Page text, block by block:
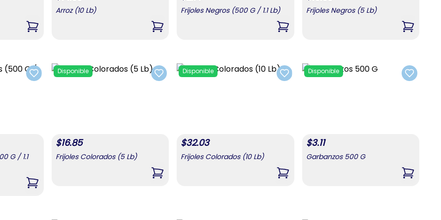
,Arroz (5 Lb)
Arroz (10 Lb)
,Arroz (10 Lb)
Frijoles Negros (500 G / 1.1 Lb)
,Frijoles Negros (500 G / 1.1 Lb)
Frijoles Negros (5 Lb)
,Frijoles
Add to favorites
G / 1.1
,Frijoles Colorados (500 G / 1.1 Lb)
Add to favorites
Disponible
$16.85
Frijoles Colorados (5 Lb)
,Frijoles Colorados (5 Lb)
Add to favorites
Disponible
$32.03
Frijoles Colorados (10 Lb)
,Frijoles Colorados (10 Lb)
Add to
Disponible
$3.11
Garbanzos 500 G
,